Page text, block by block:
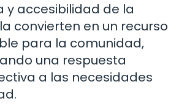
y accesibilidad de la
convierten en un recurso
para la comunidad,
una respuesta
a las necesidades